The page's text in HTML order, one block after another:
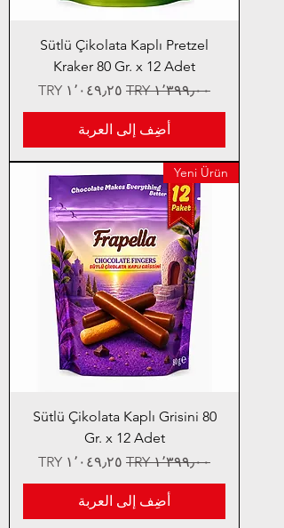
Sütlü Çikolata Kaplı Pretzel
Kraker 80 Gr. x 12 Adet
سعر عادي
سعر البيع
أضِف إلى العربة
Yeni Ürün
Sütlü Çikolata Kaplı Grisini 80
Gr. x 12 Adet
سعر عادي
سعر البيع
أضِف إلى العربة